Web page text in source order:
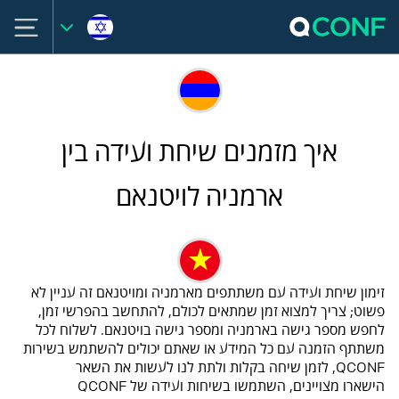
איך מזמנים שיחת ועידה בין
ארמניה לויטנאם
זימון שיחת ועידה עם משתתפים מארמניה ומויטנאם זה עניין לא
פשוט; צריך למצוא זמן שמתאים לכולם, להתחשב בהפרשי זמן,
לחפש מספר גישה בארמניה ומספר גישה בויטנאם. לשלוח לכל
משתתף הזמנה עם כל המידע או שאתם יכולים להשתמש בשירות
QCONF, לזמן שיחה בקלות ולתת לנו לעשות את השאר
הישארו מצויינים, השתמשו בשיחות ועידה של QCONF